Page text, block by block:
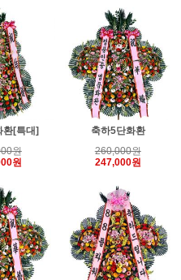
환[특대]
원
원
축하5단화환
260,000원
247,000원